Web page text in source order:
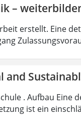
–
erstellt. Eine
and
. Aufbau Eine
ist ein